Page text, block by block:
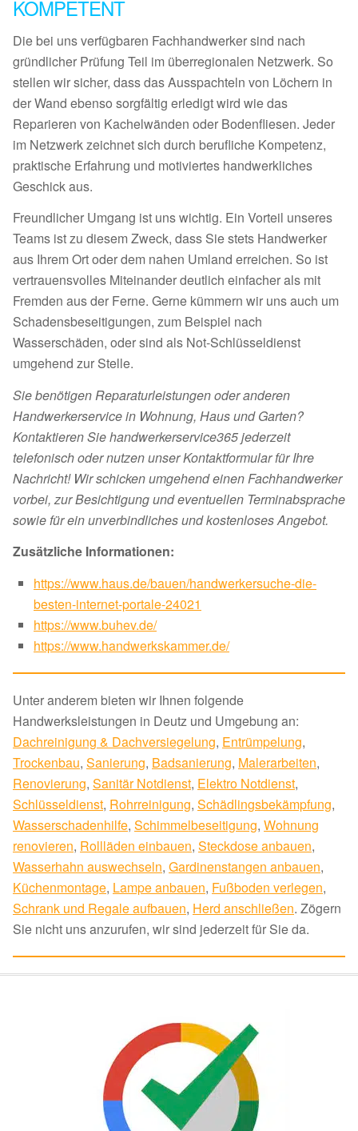
KOMPETENT
Die bei uns verfügbaren Fachhandwerker sind nach
gründlicher Prüfung Teil im überregionalen Netzwerk. So
stellen wir sicher, dass das Ausspachteln von Löchern in
der Wand ebenso sorgfältig erledigt wird wie das
Reparieren von Kachelwänden oder Bodenfliesen. Jeder
im Netzwerk zeichnet sich durch berufliche Kompetenz,
praktische Erfahrung und motiviertes handwerkliches
Geschick aus.
Freundlicher Umgang ist uns wichtig. Ein Vorteil unseres
Teams ist zu diesem Zweck, dass Sie stets Handwerker
aus Ihrem Ort oder dem nahen Umland erreichen. So ist
vertrauensvolles Miteinander deutlich einfacher als mit
Fremden aus der Ferne. Gerne kümmern wir uns auch um
Schadensbeseitigungen, zum Beispiel nach
Wasserschäden, oder sind als Not-Schlüsseldienst
umgehend zur Stelle.
Sie benötigen Reparaturleistungen oder anderen
Handwerkerservice in Wohnung, Haus und Garten?
Kontaktieren Sie handwerkerservice365 jederzeit
telefonisch oder nutzen unser Kontaktformular für Ihre
Nachricht! Wir schicken umgehend einen Fachhandwerker
vorbei, zur Besichtigung und eventuellen Terminabsprache
sowie für ein unverbindliches und kostenloses Angebot.
Zusätzliche Informationen:
https://www.haus.de/bauen/handwerkersuche-die-
besten-internet-portale-24021
https://www.buhev.de/
https://www.handwerkskammer.de/
Unter anderem bieten wir Ihnen folgende
Handwerksleistungen in Deutz und Umgebung an:
Dachreinigung & Dachversiegelung, Entrümpelung,
Trockenbau, Sanierung, Badsanierung, Malerarbeiten,
Renovierung, Sanitär Notdienst, Elektro Notdienst,
Schlüsseldienst, Rohrreinigung, Schädlingsbekämpfung,
Wasserschadenhilfe, Schimmelbeseitigung, Wohnung
renovieren, Rollläden einbauen, Steckdose anbauen,
Wasserhahn auswechseln, Gardinenstangen anbauen,
Küchenmontage, Lampe anbauen, Fußboden verlegen,
Schrank und Regale aufbauen, Herd anschließen. Zögern
Sie nicht uns anzurufen, wir sind jederzeit für Sie da.